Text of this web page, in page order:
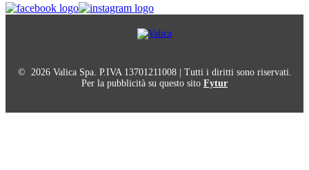
© 2026 Valica Spa. P.IVA 13701211008 | Tutti i diritti sono riservati.
Per la pubblicità su questo sito Fytur